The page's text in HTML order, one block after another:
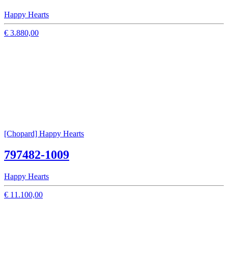
Happy Hearts
€ 3.880,00
[Chopard] Happy Hearts
797482-1009
Happy Hearts
€ 11.100,00